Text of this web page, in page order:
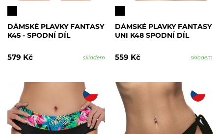
DÁMSKÉ PLAVKY FANTASY
K45 - SPODNÍ DÍL
579 Kč skladem
DÁMSKÉ PLAVKY FANTASY
UNI K48 SPODNÍ DÍL
559 Kč skladem